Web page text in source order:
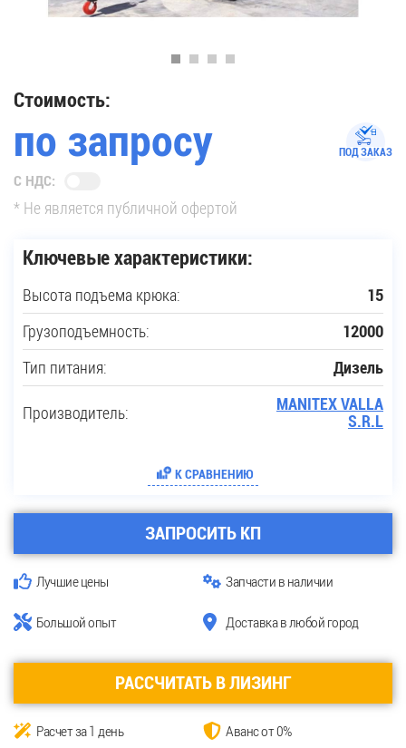
Купить новую технику
Сферы применения
Запчасти
Услуги
О компании
Ключевые характеристики:
Высота подъема крюка: 15
Грузоподъемность: 12000
Тип питания: Дизель
Производитель:
MANITEX VALLA
S.R.L
К СРАВНЕНИЮ
ЗАПРОСИТЬ КП
Лучшие цены Запчасти в наличии
Большой опыт Доставка в любой город
РАССЧИТАТЬ В ЛИЗИНГ
Расчет за 1 день Аванс от 0%
Стоимость:
по запросу ПОД ЗАКАЗ
С НДС:
* Не является публичной офертой